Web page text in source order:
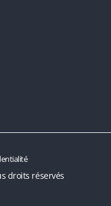
droits réservés